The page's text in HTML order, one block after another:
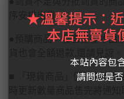
序安排出貨。
●預購商品，發售日後才由
■ 「現貨商品」仍於各大
★溫馨提示：
本店無賣貨
本站內容包
請問您是